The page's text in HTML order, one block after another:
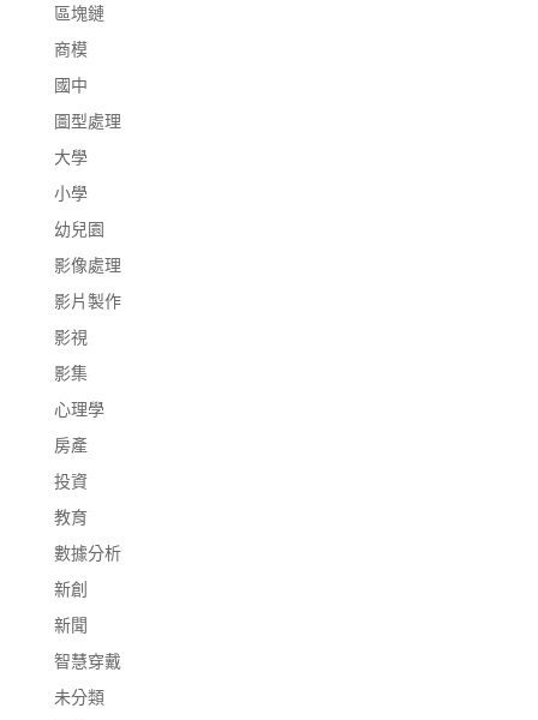
區塊鏈
商模
國中
圖型處理
大學
小學
幼兒園
影像處理
影片製作
影視
影集
心理學
房產
投資
教育
數據分析
新創
新聞
智慧穿戴
未分類